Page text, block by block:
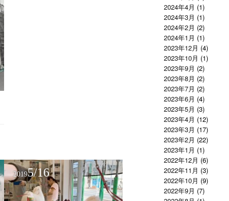
20195/16
2024年4月 (1)
2024年3月 (1)
2024年2月 (2)
2024年1月 (1)
2023年12月 (4)
2023年10月 (1)
2023年9月 (2)
2023年8月 (2)
2023年7月 (2)
2023年6月 (4)
2023年5月 (3)
2023年4月 (12)
2023年3月 (17)
2023年2月 (22)
2023年1月 (1)
2022年12月 (6)
2022年11月 (3)
2022年10月 (9)
2022年9月 (7)